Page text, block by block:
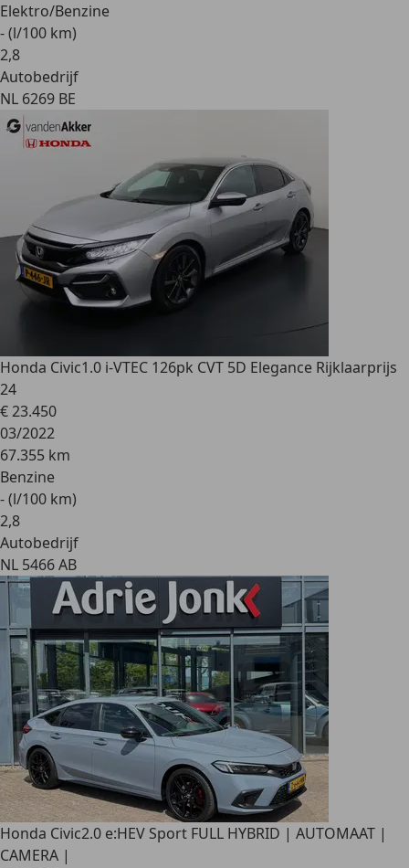
Elektro/Benzine
- (l/100 km)
2,8
Autobedrijf
NL 6269 BE
Honda Civic1.0 i-VTEC 126pk CVT 5D Elegance Rijklaarprijs
24
€ 23.450
03/2022
67.355 km
Benzine
- (l/100 km)
2,8
Autobedrijf
NL 5466 AB
Honda Civic2.0 e:HEV Sport FULL HYBRID | AUTOMAAT |
CAMERA |